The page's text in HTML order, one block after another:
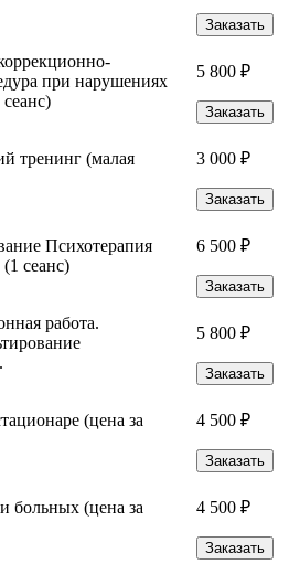
Заказать
при нарушениях
5 800 ₽
Заказать
тренинг (малая
3 000 ₽
Заказать
Психотерапия
сеанс)
6 500 ₽
Заказать
работа.
5 800 ₽
Заказать
(цена за
4 500 ₽
Заказать
больных (цена за
4 500 ₽
Заказать